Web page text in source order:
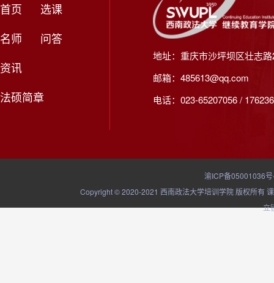
首页
选课
名师
问答
资讯
法硕简章
地址：重庆市沙坪坝区壮志
邮箱：485613@qq.com
电话：023-65207056 /
渝ICP备05001036
Copyright © 2020-2021 西南政法大学培训学院 版权所有
立